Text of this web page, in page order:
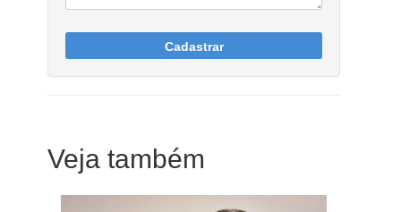
Cadastrar
Veja também